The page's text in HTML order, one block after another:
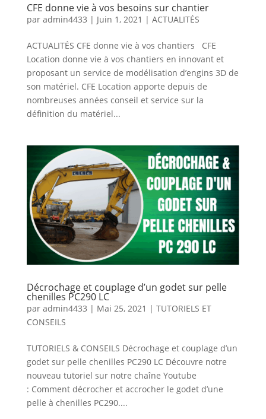
CFE donne vie à vos besoins sur chantier
par admin4433 | Juin 1, 2021 | ACTUALITÉS
ACTUALITÉS CFE donne vie à vos chantiers CFE
Location donne vie à vos chantiers en innovant et
proposant un service de modélisation d’engins 3D de
son matériel. CFE Location apporte depuis de
nombreuses années conseil et service sur la
définition du matériel...
Décrochage et couplage d’un godet sur pelle
chenilles PC290 LC
par admin4433 | Mai 25, 2021 | TUTORIELS ET
CONSEILS
TUTORIELS & CONSEILS Décrochage et couplage d’un
godet sur pelle chenilles PC290 LC Découvre notre
nouveau tutoriel sur notre chaîne Youtube
: Comment décrocher et accrocher le godet d’une
pelle à chenilles PC290....